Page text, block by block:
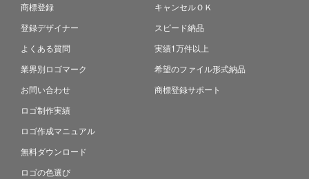
商標登録
登録デザイナー
よくある質問
業界別ロゴマーク
お問い合わせ
ロゴ制作実績
ロゴ作成マニュアル
無料ダウンロード
ロゴの色選び
キャンセルＯＫ
スピード納品
実績1万件以上
希望のファイル形式納品
商標登録サポート